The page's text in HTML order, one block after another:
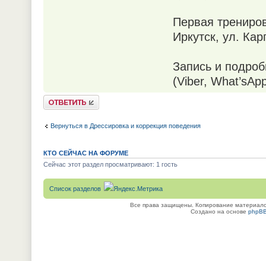
Первая
Иркутск, ул.
Запись и
(Viber,
Ответить
Вернуться в Дрессировка и коррекция поведения
КТО СЕЙЧАС НА ФОРУМЕ
Сейчас этот раздел просматривают: 1 гость
Список разделов
Все права защищены. Копирование
Создано на основе